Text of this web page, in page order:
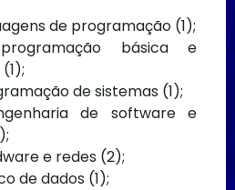
de programação (1);
básica e
de sistemas (1);
de software e
e redes (2);
de dados (1);